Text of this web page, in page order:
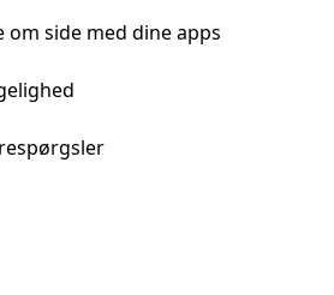
om side med dine apps